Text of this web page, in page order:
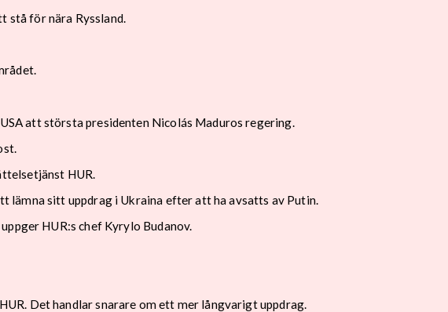
stå för nära Ryssland.
att största presidenten Nicolás Maduros regering.
HUR.
lämna sitt uppdrag i Ukraina efter att ha avsatts av Putin.
HUR:s chef Kyrylo Budanov.
Det handlar snarare om ett mer långvarigt uppdrag.